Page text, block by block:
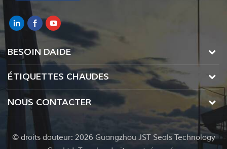
BESOIN DAIDE
ÉTIQUETTES CHAUDES
NOUS CONTACTER
© droits dauteur: 2026 Guangzhou JST Seals Technology